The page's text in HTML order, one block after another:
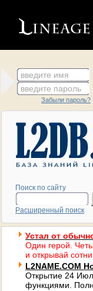
введите имя
введите пароль
Забыли пароль?
Поиск по сайту
Расширенный поиск
Устал от
Один герой.
и открывай
L2NAME.COM
Открытие 24
функциями.